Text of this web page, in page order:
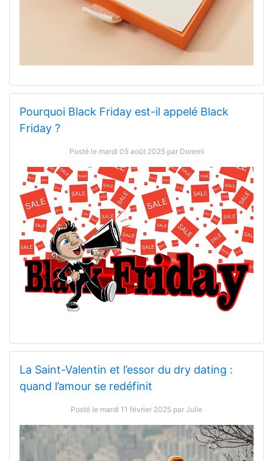
Pourquoi Black Friday est-il appelé Black
Friday ?
Posté le mardi 05 août 2025 par Doremi
La Saint-Valentin et l’essor du dry dating :
quand l’amour se redéfinit
Posté le mardi 11 février 2025 par Julie